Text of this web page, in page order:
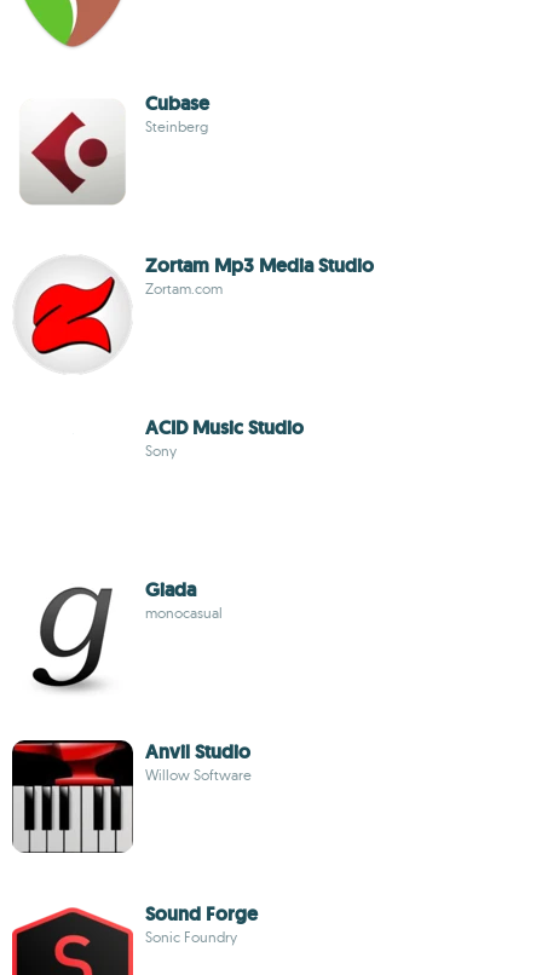
Cubase
Steinberg
Zortam Mp3 Media Studio
Zortam.com
ACID Music Studio
Sony
Giada
monocasual
Anvil Studio
Willow Software
Sound Forge
Sonic Foundry